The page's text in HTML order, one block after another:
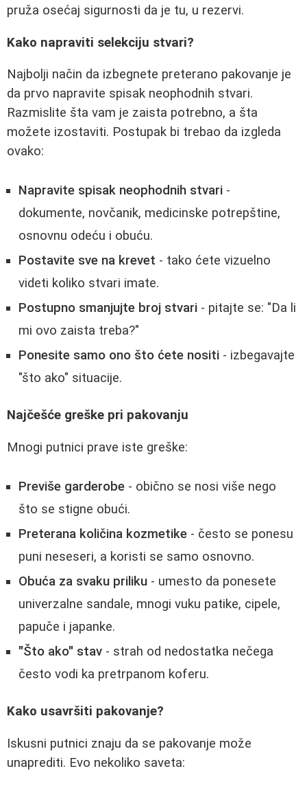
pruža osećaj sigurnosti da je tu, u rezervi.
Kako napraviti selekciju stvari?
Najbolji način da izbegnete preterano pakovanje je
da prvo napravite spisak neophodnih stvari.
Razmislite šta vam je zaista potrebno, a šta
možete izostaviti. Postupak bi trebao da izgleda
ovako:
Napravite spisak neophodnih stvari -
dokumente, novčanik, medicinske potrepštine,
osnovnu odeću i obuću.
Postavite sve na krevet - tako ćete vizuelno
videti koliko stvari imate.
Postupno smanjujte broj stvari - pitajte se: "Da li
mi ovo zaista treba?"
Ponesite samo ono što ćete nositi - izbegavajte
"što ako" situacije.
Najčešće greške pri pakovanju
Mnogi putnici prave iste greške:
Previše garderobe - obično se nosi više nego
što se stigne obući.
Preterana količina kozmetike - često se ponesu
puni neseseri, a koristi se samo osnovno.
Obuća za svaku priliku - umesto da ponesete
univerzalne sandale, mnogi vuku patike, cipele,
papuče i japanke.
"Što ako" stav - strah od nedostatka nečega
često vodi ka pretrpanom koferu.
Kako usavršiti pakovanje?
Iskusni putnici znaju da se pakovanje može
unaprediti. Evo nekoliko saveta: